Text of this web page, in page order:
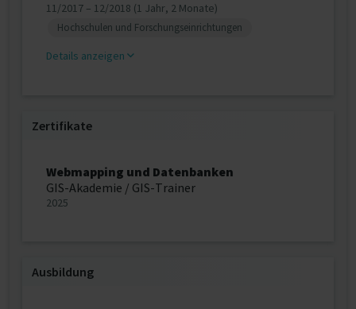
11/2017 – 12/2018 (1 Jahr, 2 Monate)
Hochschulen und Forschungseinrichtungen
Details anzeigen
Zertifikate
Webmapping und Datenbanken
GIS-Akademie / GIS-Trainer
2025
Ausbildung